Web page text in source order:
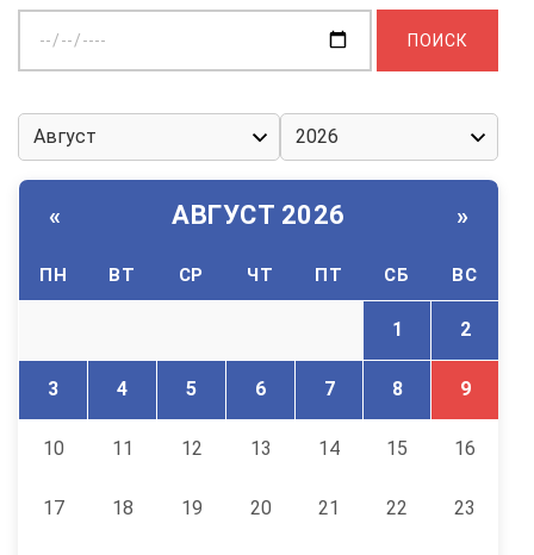
дату:
« АВГУСТ 2026 »
ПН ВТ СР ЧТ ПТ СБ ВС
1 2
3 4 5 6 7 8 9
10 11 12 13 14 15 16
17 18 19 20 21 22 23